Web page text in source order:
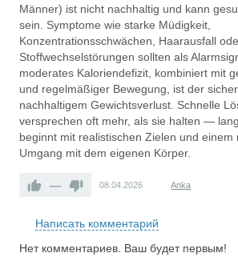
Männer) ist nicht nachhaltig und kann
sein. Symptome wie starke Müdigkeit,
Konzentrationsschwächen, Haarausfall
Stoffwechselstörungen sollten als
moderates Kaloriendefizit, kombiniert mit
und regelmäßiger Bewegung, ist der
nachhaltigem Gewichtsverlust. Schnelle
versprechen oft mehr, als sie halten —
beginnt mit realistischen Zielen und einem
Umgang mit dem eigenen Körper.
— 08.04.2026 Anka
Написать комментарий
Нет комментариев. Ваш будет первым!